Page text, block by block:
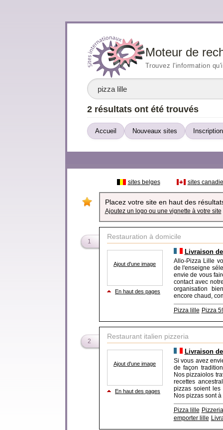
Moteur de
Trouvez l'information
2 résultats ont été trouvés
Accueil Nouveaux sites
sites belges sites
Placez votre site en haut des
Ajoutez un logo ou une vignette à votre site
1
Restauration à domicile
Ajout d'une image
En haut des pages
Livraison
Allo-Pizza Lille
de l'enseigne
envie de vous
contact avec
organisation
encore chaud,
Pizza lille Pizza
2
Restaurant italien pizzeria
Ajout d'une image
En haut des pages
Livraison
Si vous avez
de façon
Nos pizzaiolos
recettes
pizzas soient
Nos pizzas sont
Pizza lille
emporter lille